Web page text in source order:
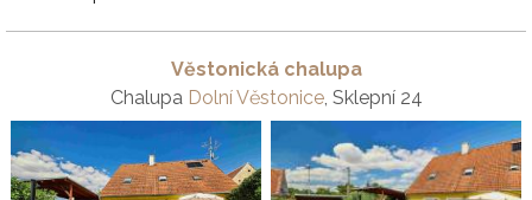
Věstonická chalupa
Chalupa Dolní Věstonice, Sklepní 24